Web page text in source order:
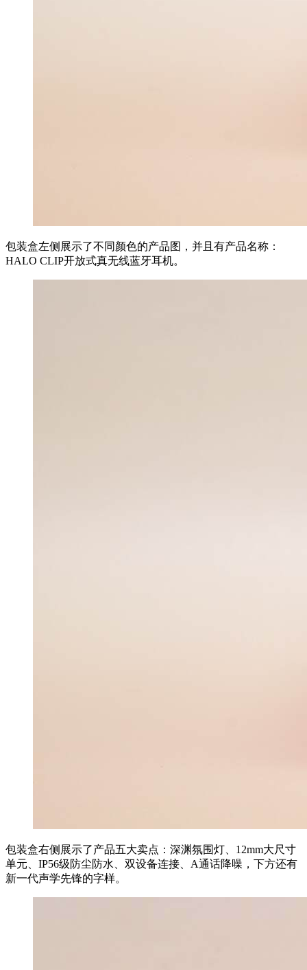
包装盒左侧展示了不同颜色的产品图，并且有产品名称：
HALO CLIP开放式真无线蓝牙耳机。
包装盒右侧展示了产品五大卖点：深渊氛围灯、12mm大尺寸
单元、IP56级防尘防水、双设备连接、A通话降噪，下方还有
新一代声学先锋的字样。